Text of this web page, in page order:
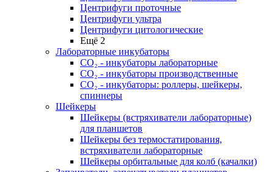
Центрифуги проточные
Центрифуги ультра
Центрифуги цитологические
Ещё 2
Лабораторные инкубаторы
СО₂ - инкубаторы лабораторные
СО₂ - инкубаторы производственные
СО₂ - инкубаторы: роллеры, шейкеры,
спиннеры
Шейкеры
Шейкеры (встряхиватели лабораторные)
для планшетов
Шейкеры без термостатирования,
встряхиватели лабораторные
Шейкеры орбитальные для колб (качалки)